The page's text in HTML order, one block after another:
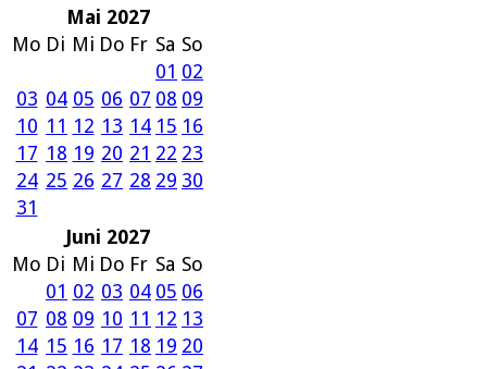
Mai 2027
Mo Di Mi Do Fr Sa So
01 02
03 04 05 06 07 08 09
10 11 12 13 14 15 16
17 18 19 20 21 22 23
24 25 26 27 28 29 30
31
Juni 2027
Mo Di Mi Do Fr Sa So
01 02 03 04 05 06
07 08 09 10 11 12 13
14 15 16 17 18 19 20